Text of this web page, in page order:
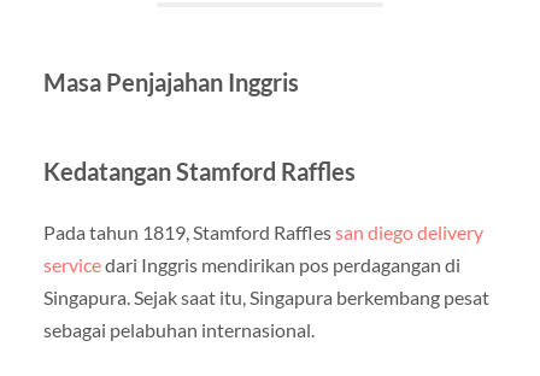
Masa Penjajahan Inggris
Kedatangan Stamford Raffles
Pada tahun 1819, Stamford Rafflessan diego delivery
servicedari Inggris mendirikan pos perdagangan di
Singapura. Sejak saat itu, Singapura berkembang pesat
sebagai pelabuhan internasional.